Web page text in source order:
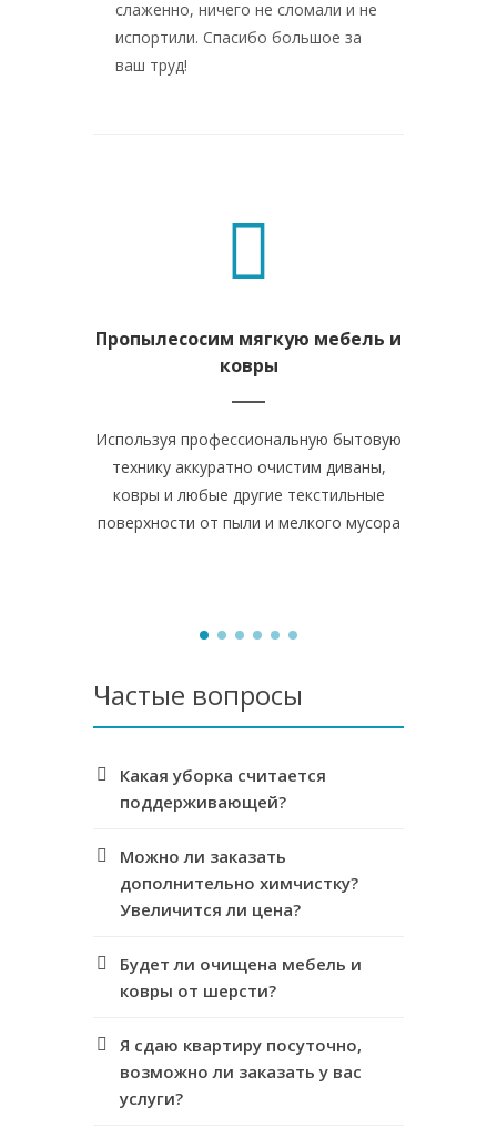
слаженно, ничего не сломали и не
испортили. Спасибо большое за
ваш труд!
Пропылесосим мягкую мебель и
ковры
Используя профессиональную бытовую
технику аккуратно очистим диваны,
ковры и любые другие текстильные
поверхности от пыли и мелкого мусора
Частые вопросы
Какая уборка считается
поддерживающей?
Можно ли заказать
дополнительно химчистку?
Увеличится ли цена?
Будет ли очищена мебель и
ковры от шерсти?
Я сдаю квартиру посуточно,
возможно ли заказать у вас
услуги?